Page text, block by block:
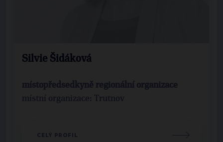
Silvie Šidáková
místopředsedkyně regionální organizace
místní organizace: Trutnov
CELÝ PROFIL